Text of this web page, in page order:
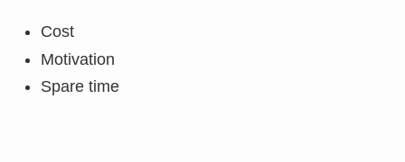
Cost
Motivation
Spare time